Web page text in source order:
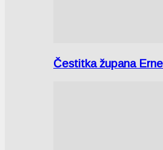
Čestitka župana